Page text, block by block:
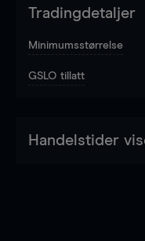
Tradingdetaljer
Minimumsstørrelse
GSLO tillatt
Handelstider